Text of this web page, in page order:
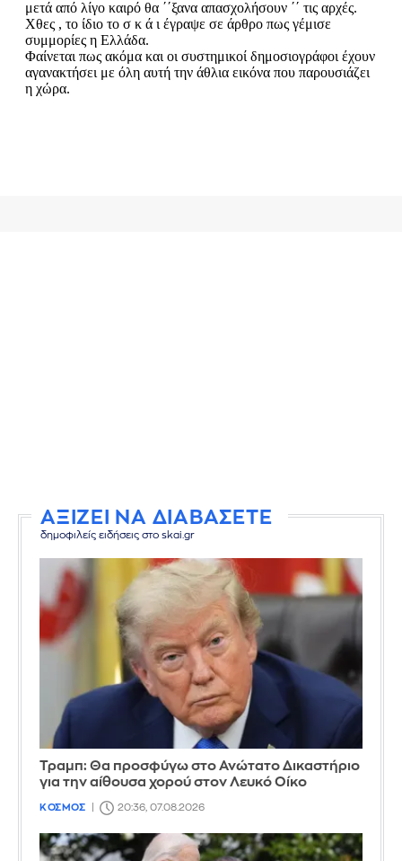
ΑΞΙΖΕΙ ΝΑ ΔΙΑΒΑΣΕΤΕ
δημοφιλείς ειδήσεις στο skai.gr
Τραμπ: Θα προσφύγω στο Ανώτατο Δικαστήριο
για την αίθουσα χορού στον Λευκό Οίκο
ΚΟΣΜΟΣ 20:36, 07.08.2026